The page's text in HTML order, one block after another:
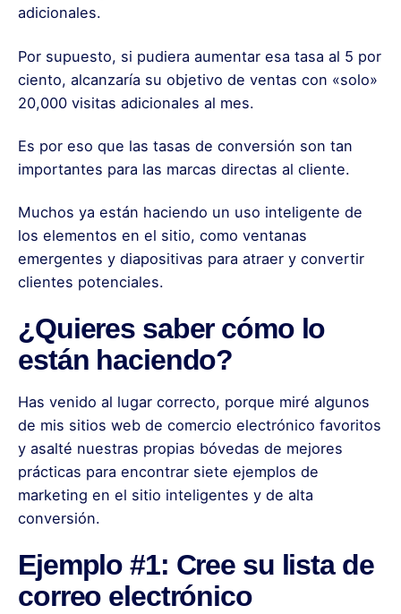
adicionales.
Por supuesto, si pudiera aumentar esa tasa al 5 por
ciento, alcanzaría su objetivo de ventas con «solo»
20,000 visitas adicionales al mes.
Es por eso que las tasas de conversión son tan
importantes para las marcas directas al cliente.
Muchos ya están haciendo un uso inteligente de
los elementos en el sitio, como ventanas
emergentes y diapositivas para atraer y convertir
clientes potenciales.
¿Quieres saber cómo lo
están haciendo?
Has venido al lugar correcto, porque miré algunos
de mis sitios web de comercio electrónico favoritos
y asalté nuestras propias bóvedas de mejores
prácticas para encontrar siete ejemplos de
marketing en el sitio inteligentes y de alta
conversión.
Ejemplo #1: Cree su lista de
correo electrónico